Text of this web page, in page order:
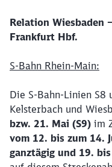
Relation Wiesbaden
Frankfurt Hbf.
S-Bahn Rhein-Main:
Die S-Bahn-Linien S8
Kelsterbach und
bzw. 21. Mai (S9) im
vom 12. bis zum 14.
ganztägig und 19.